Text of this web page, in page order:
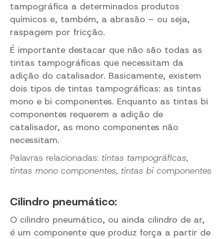
tampográfica a determinados produtos
químicos e, também, a abrasão – ou seja,
raspagem por fricção.
É importante destacar que não são todas as
tintas tampográficas que necessitam da
adição do catalisador. Basicamente, existem
dois tipos de tintas tampográficas: as tintas
mono e bi componentes. Enquanto as tintas bi
componentes requerem a adição de
catalisador, as mono componentes não
necessitam.
Palavras relacionadas: tintas tampográficas,
tintas mono componentes, tintas bi componentes
Cilindro pneumático:
O cilindro pneumático, ou ainda cilindro de ar,
é um componente que produz força a partir de